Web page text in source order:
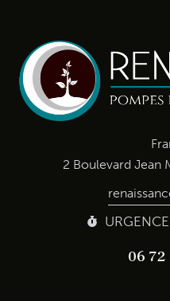
2 Boulevard Jean
06 72